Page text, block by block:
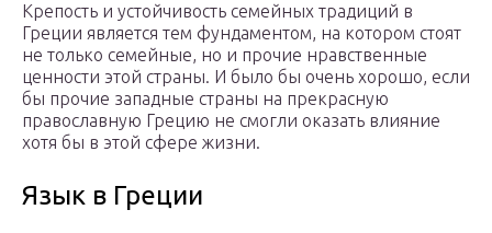
Крепость и устойчивость семейных традиций в
Греции является тем фундаментом, на котором стоят
не только семейные, но и прочие нравственные
ценности этой страны. И было бы очень хорошо, если
бы прочие западные страны на прекрасную
православную Грецию не смогли оказать влияние
хотя бы в этой сфере жизни.
Язык в Греции